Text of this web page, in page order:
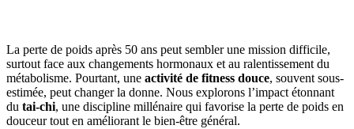
La perte de poids après 50 ans peut sembler une mission difficile,
surtout face aux changements hormonaux et au ralentissement du
métabolisme. Pourtant, une activité de fitness douce, souvent sous-
estimée, peut changer la donne. Nous explorons l’impact étonnant
du tai-chi, une discipline millénaire qui favorise la perte de poids en
douceur tout en améliorant le bien-être général.